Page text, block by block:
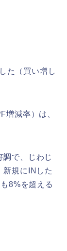
た（買い増し
増減率）は、
調で、じわじ
新規にINした
8%を超える